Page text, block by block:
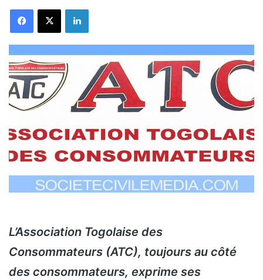
FacebookX Linkedin
L’Association Togolaise des
Consommateurs (ATC), toujours au côté
des consommateurs, exprime ses